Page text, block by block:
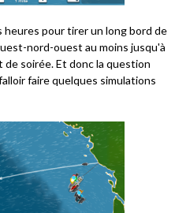
heures pour tirer un long bord de
nord-ouest au moins jusqu'à
de soirée. Et donc la question
faire quelques simulations